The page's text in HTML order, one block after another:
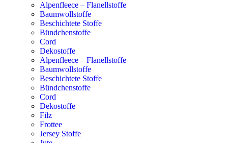
Alpenfleece – Flanellstoffe
Baumwollstoffe
Beschichtete Stoffe
Bündchenstoffe
Cord
Dekostoffe
Alpenfleece – Flanellstoffe
Baumwollstoffe
Beschichtete Stoffe
Bündchenstoffe
Cord
Dekostoffe
Filz
Frottee
Jersey Stoffe